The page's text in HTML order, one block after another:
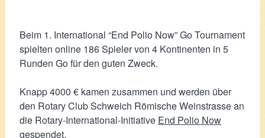
Beim 1. International “End Polio Now” Go Tournament
spielten online 186 Spieler von 4 Kontinenten in 5
Runden Go für den guten Zweck.
Knapp 4000 € kamen zusammen und werden über
den Rotary Club Schweich Römische Weinstrasse an
die Rotary-International-Initiative End Polio Now
gespendet.